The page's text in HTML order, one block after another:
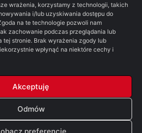
wrażenia, korzystamy z technologii, takich
i/lub uzyskiwania dostępu do
na te technologie pozwoli nam
zachowanie podczas przeglądania lub
tej stronie. Brak wyrażenia zgody lub
wpłynąć na niektóre cechy i
Akceptuję
Odmów
preferencje
Smoka Silmarillion
SithFrog
Wars
Szalone Teorie
Voo
Wieści z Cytadeli
All Rights Reserved | FSGK.PL